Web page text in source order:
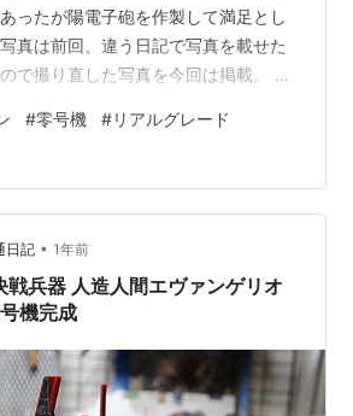
ったが陽電子砲を作製して満足とし
真は前回、違う日記で写真を載せた
で撮り直した写真を今回は掲載。 ウ
で誤魔化してみた・・・・。造って
し悩ましい付属品である。 そしてメ
状況は、胴体と片足のみしか完成し
の所で5月が終了してしまっ
れから飲み会なので進捗はここま
には完成させ次の作品へ進む予定。
#零号機 #リアルグレード
日記 • 1年前
戦兵器 人造人間エヴァンゲリオ
機完成